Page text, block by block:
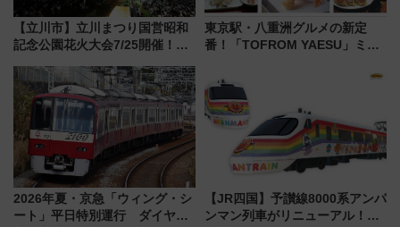
【立川市】立川まつり国営昭和
記念公園花火大会7/25開催！
混雑に要注意、その理由は
東京駅・八重洲グルメの新定
番！「TOFROM YAESU」ミシ
舗が集結した食の空間を徹底解
剖！（9/10開業）
2026年夏・京急「ウィング・シ
ート」平日特別運行 ダイヤ・
【JR四国】予讃線8000系アンパ
ンマン列車がリニューアル！内